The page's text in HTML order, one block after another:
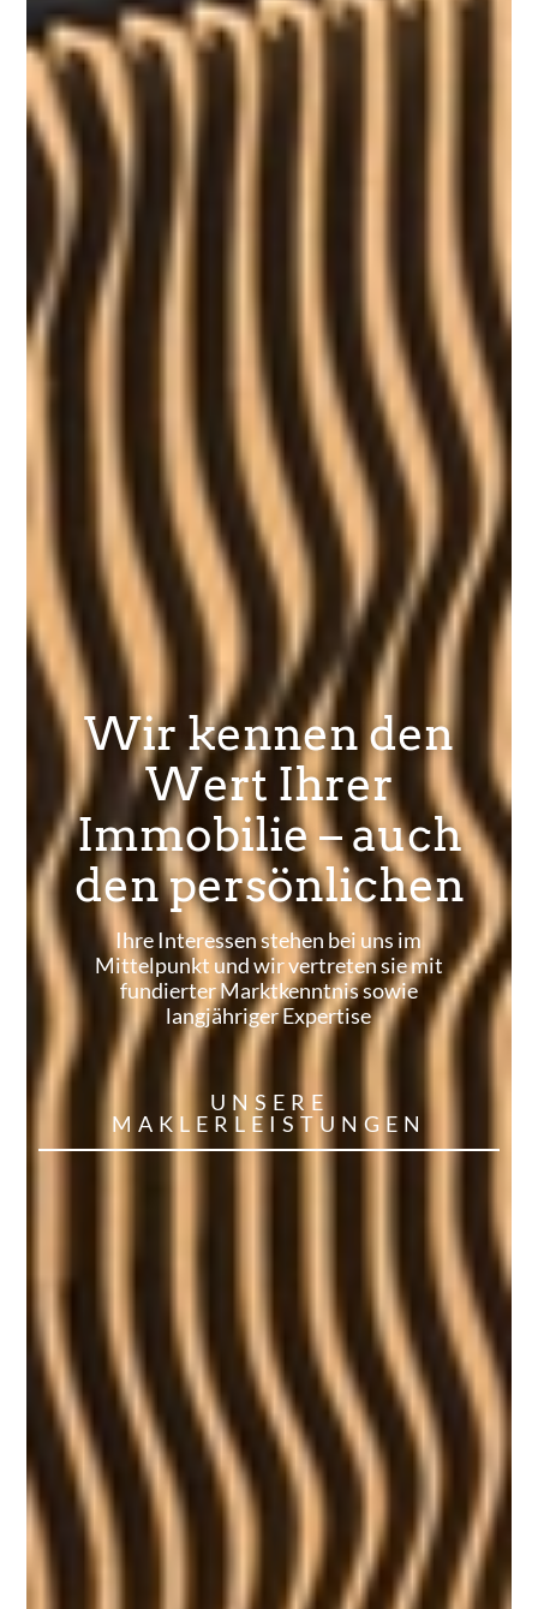
Wir kennen den
Wert Ihrer
Immobilie – auch
den persönlichen
Ihre Interessen stehen bei uns im
Mittelpunkt und wir vertreten sie mit
fundierter Marktkenntnis sowie
langjähriger Expertise
UNSERE
MAKLERLEISTUNGEN